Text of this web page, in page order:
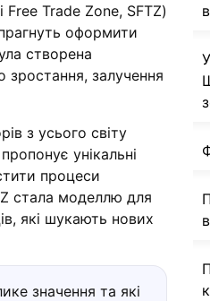
Free Trade Zone, SFTZ)
оформити
створена
залучення
з усього світу
унікальні
процеси
стала моделлю для
які шукають нових
значення та які